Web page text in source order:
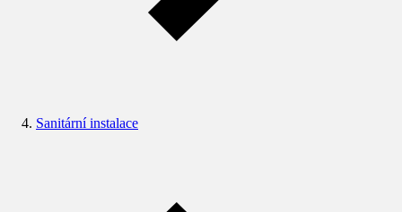
Sanitární instalace